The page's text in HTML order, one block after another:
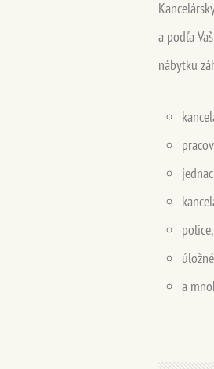
a podľa
nábytku
police,
a